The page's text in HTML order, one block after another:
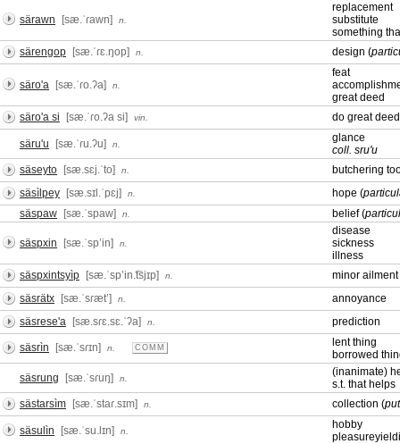
särawn [sæ.ˈɾawn] n.
replacement
substitute
something
särengop
[sæ.ˈɾɛ.ŋop] n. design (
säro'a [sæ.ˈɾo.ʔa] n.
feat
great deed
säro'a si
[sæ.ˈɾo.ʔa si] vin. do great
säru'u [sæ.ˈɾu.ʔu] n.
glance
coll. sru'u
säseyto
[sæ.sɛj.ˈto] n.
butchering
säsìlpey
[sæ.sɪl.ˈpɛj] n. hope (
säspaw
[sæ.ˈspaw] n. belief (
säspxin [sæ.ˈspʼin] n.
disease
sickness
illness
säspxintsyìp
[sæ.ˈspʼin.͡tsjɪp] n.
minor ailment
säsrätx
[sæ.ˈsɾætʼ] n.
annoyance
säsrese'a
[sæ.sɾɛ.sɛ.ˈʔa] n. prediction
säsrìn [sæ.ˈsɾɪn] n. COMM
lent thing
borrowed
säsrung
[sæ.ˈsɾuŋ] n.
(inanimate)
s.t. that helps
sästarsìm
[sæ.ˈstaɾ.sɪm] n. collection (
säsulìn [sæ.ˈsu.lɪn] n.
hobby